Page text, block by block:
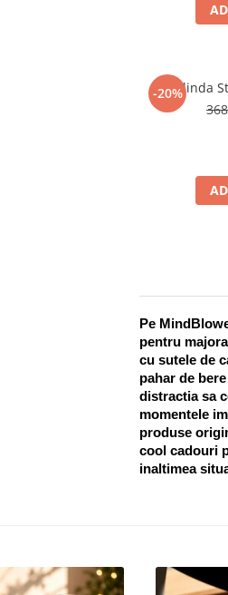
-20%
Oglinda
Pe
pentru
cu sutele de
pahar de
distractia sa
momentele
produse
cool cadouri
inaltimea